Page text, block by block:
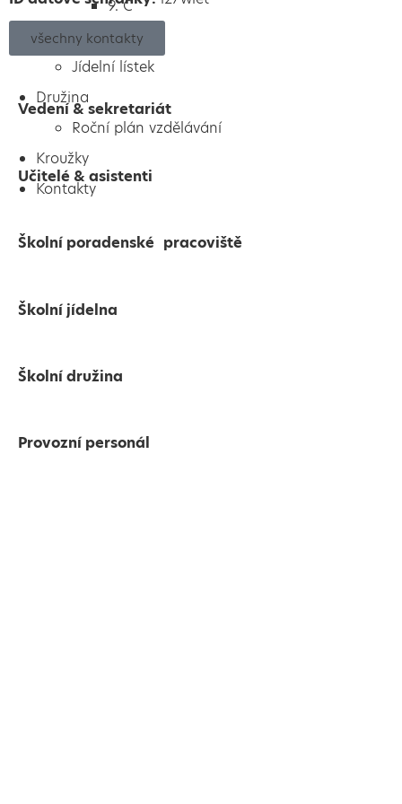
9. C
Jídelna
Jídelní lístek
Družina
Roční plán vzdělávání
Kroužky
Kontakty
všechny kontakty
Vedení & sekretariát
Učitelé & asistenti
Školní poradenské pracoviště
Školní jídelna
Školní družina
Provozní personál